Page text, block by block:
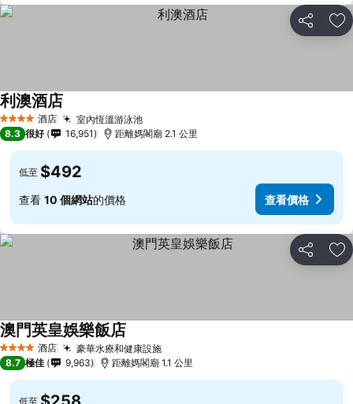
分享 放
4 星級 酒店 室內恆溫游泳池
利澳酒店
8.3 很好 16,951 距離媽閣廟 2.1 公里
低至 $492
查看 10 個網站的價格 查看價格
分享 放
4 星級 酒店 豪華水療和健康設施
澳門英皇娛樂飯店
8.7 極佳 9,963 距離媽閣廟 1.1 公里
低至